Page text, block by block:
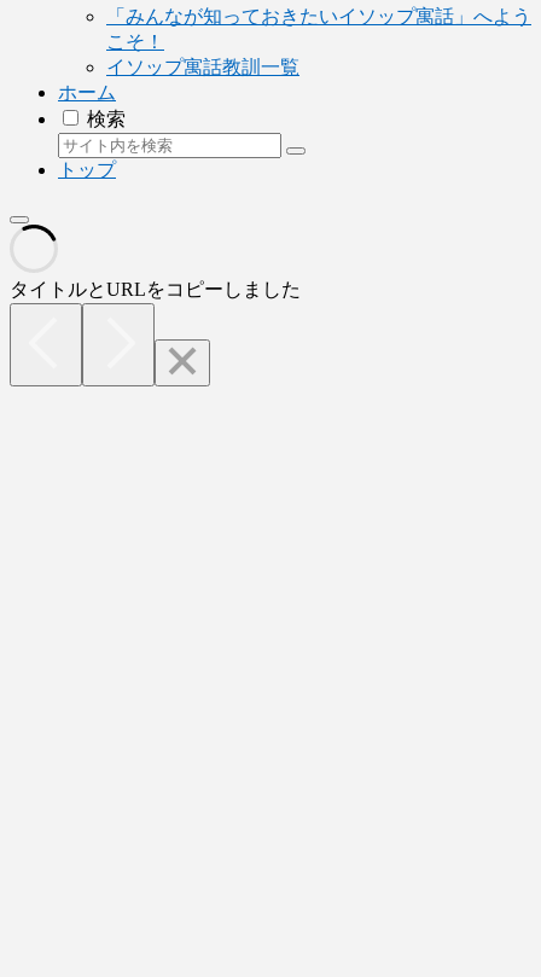
「みんなが知っておきたいイソップ寓話」へよう
こそ！
イソップ寓話教訓一覧
ホーム
検索
トップ
タイトルとURLをコピーしました